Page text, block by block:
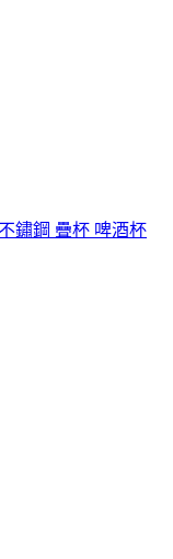
鏽鋼 疊杯 啤酒杯